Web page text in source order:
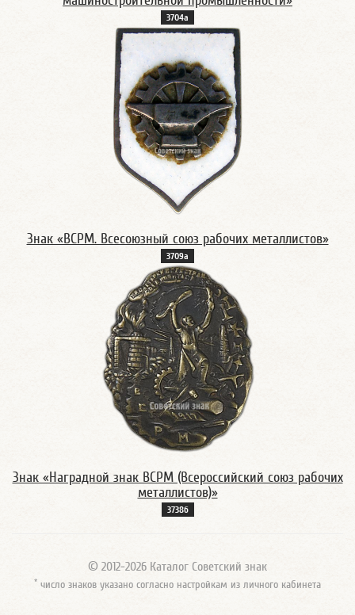
3704а
Знак «ВСРМ. Всесоюзный союз рабочих металлистов»
3709а
Знак «Наградной знак ВСРМ (Всероссийский союз рабочих
металлистов)»
3738б
© 2012-2026 Каталог Советский знак
* число знаков указано согласно настройкам из личного кабинета